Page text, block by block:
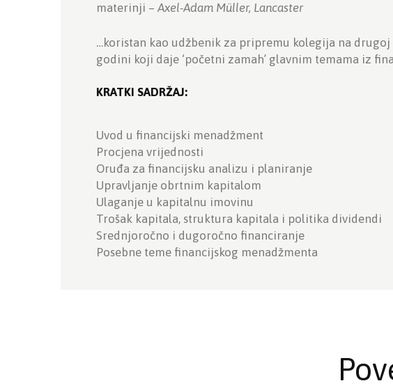
materinji – Axel-Adam Müller, Lancaster
…koristan kao udžbenik za pripremu kolegija na
godini koji daje ‘početni zamah’ glavnim temama iz
KRATKI SADRŽAJ:
Uvod u financijski menadžment
Procjena vrijednosti
Oruđa za financijsku analizu i planiranje
Upravljanje obrtnim kapitalom
Ulaganje u kapitalnu imovinu
Trošak kapitala, struktura kapitala i politika dividendi
Srednjoročno i dugoročno financiranje
Posebne teme financijskog menadžmenta